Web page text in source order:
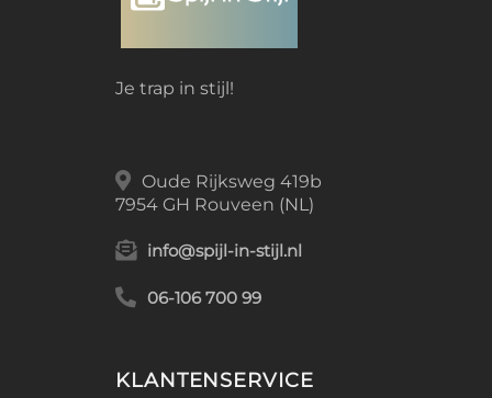
Je trap in stijl!
Oude Rijksweg 419b
7954 GH Rouveen (NL)
info@spijl-in-stijl.nl
06-106 700 99
KLANTENSERVICE